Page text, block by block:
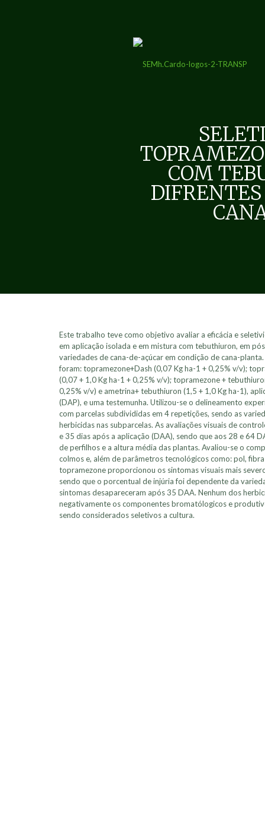
COM
Este trabalho teve como objetivo avaliar a eficácia e
em aplicação isolada e em mistura com tebuthiuron, em
variedades de cana-de-açúcar em condição de cana-
foram: topramezone+Dash (0,07 Kg ha-1 + 0,25% v/v);
(0,07 + 1,0 Kg ha-1 + 0,25% v/v); topramezone +
0,25% v/v) e ametrina+ tebuthiuron (1,5 + 1,0 Kg ha-1),
(DAP), e uma testemunha. Utilizou-se o delineamento
com parcelas subdivididas em 4 repetições, sendo as
herbicidas nas subparcelas. As avaliações visuais de
e 35 dias após a aplicação (DAA), sendo que aos 28 e 64
de perfilhos e a altura média das plantas. Avaliou-se o
colmos e, além de parâmetros tecnológicos como: pol,
topramezone proporcionou os sintomas visuais mais
sendo que o porcentual de injúria foi dependente da
sintomas desapareceram após 35 DAA. Nenhum dos
negativamente os componentes bromatólogicos e
sendo considerados seletivos a cultura.